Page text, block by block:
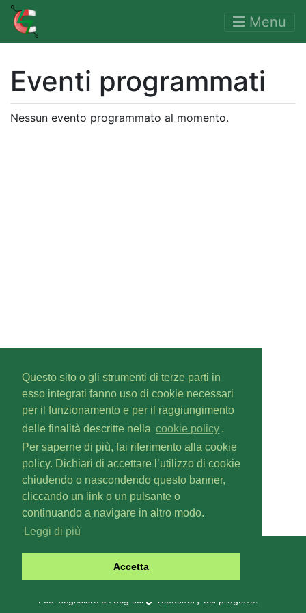
Questo sito o gli strumenti di terze parti in
esso integrati fanno uso di cookie necessari
per il funzionamento e per il raggiungimento
delle finalità descritte nella cookie policy .
Per saperne di più, fai riferimento alla cookie
policy. Dichiari di accettare l’utilizzo di cookie
chiudendo o nascondendo questo banner,
cliccando un link o un pulsante o
continuando a navigare in altro modo.
Leggi di più
Accetta
Menu
Eventi programmati
Nessun evento programmato al momento.
Gascalv1.6.0
Copyright © 2019-
Puoi segnalare un bug sul
repository del progetto.